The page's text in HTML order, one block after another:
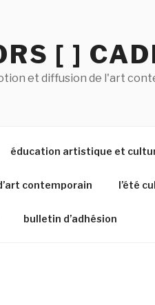
[ ]
et diffusion de l'art
éducation artistique et
contemporain l’été
bulletin d’adhésion